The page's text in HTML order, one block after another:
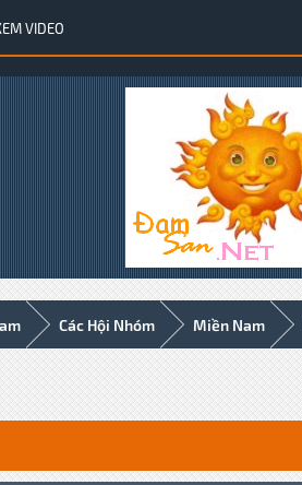
VIDEO
Các Hội Nhóm Miền Nam